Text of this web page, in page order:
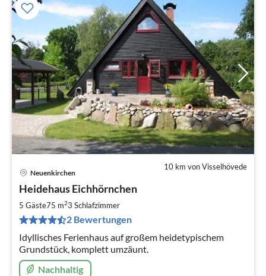
10 km von Visselhövede
Neuenkirchen
Heidehaus Eichhörnchen
5 Gäste75 m23 Schlafzimmer
2 Bewertungen
Idyllisches Ferienhaus auf großem heidetypischem
Grundstück, komplett umzäunt.
Nachhaltig